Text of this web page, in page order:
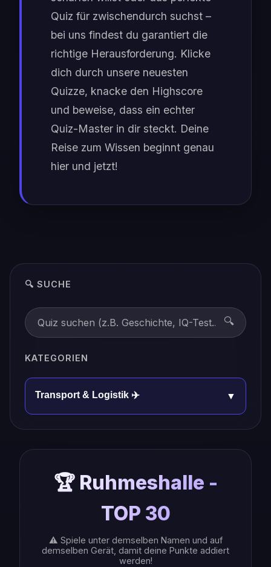
Quiz für zwischendurch suchst –
bei uns findest du garantiert die
richtige Herausforderung. Klicke
dich durch unsere neuesten
Quizze, knacke den Highscore
und beweise, dass ein echter
Quiz-Master in dir steckt. Deine
Reise zum Wissen beginnt genau
hier und jetzt!
🔍 SUCHE
🔍
KATEGORIEN
Transport & Logistik ✈️ ▼
🏆 Ruhmeshalle -
TOP 30
⚠️ Spiele unter demselben Namen und auf
demselben Gerät, damit deine Punkte addiert
werden!